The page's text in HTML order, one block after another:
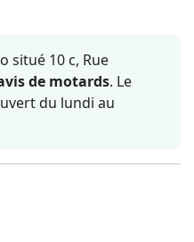
situé 10 c, Rue
de motards. Le
du lundi au